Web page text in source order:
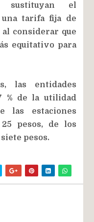
sustituyan el
tarifa fija de
al considerar que
equitativo para
las entidades
% de la utilidad
las estaciones
pesos, de los
pesos.